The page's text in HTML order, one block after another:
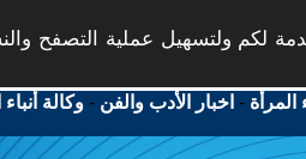
لكم ولتسهيل عملية التصفح
المرأة - اخبار الأدب والفن -وكالة أنباء